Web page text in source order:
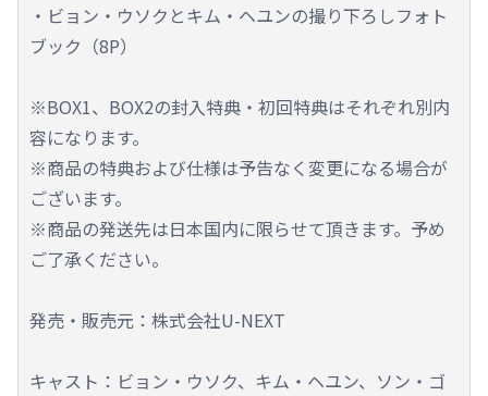
・ビョン・ウソクとキム・ヘユンの撮り下ろしフォト
ブック（8P）
※BOX1、BOX2の封入特典・初回特典はそれぞれ別内
容になります。
※商品の特典および仕様は予告なく変更になる場合が
ございます。
※商品の発送先は日本国内に限らせて頂きます。予め
ご了承ください。
発売・販売元：株式会社U-NEXT
キャスト：ビョン・ウソク、キム・ヘユン、ソン・ゴ